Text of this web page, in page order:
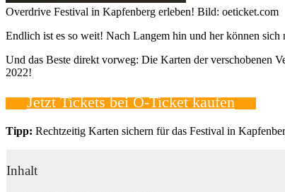
Overdrive Festival in Kapfenberg erleben! Bild: oeticket.com
Endlich ist es so weit! Nach Langem hin und her können
Und das Beste direkt vorweg: Die Karten der verschobenen
2022!
Jetzt Tickets bei Ö-Ticket kaufen
Tipp: Rechtzeitig Karten sichern für das Festival in
Inhalt